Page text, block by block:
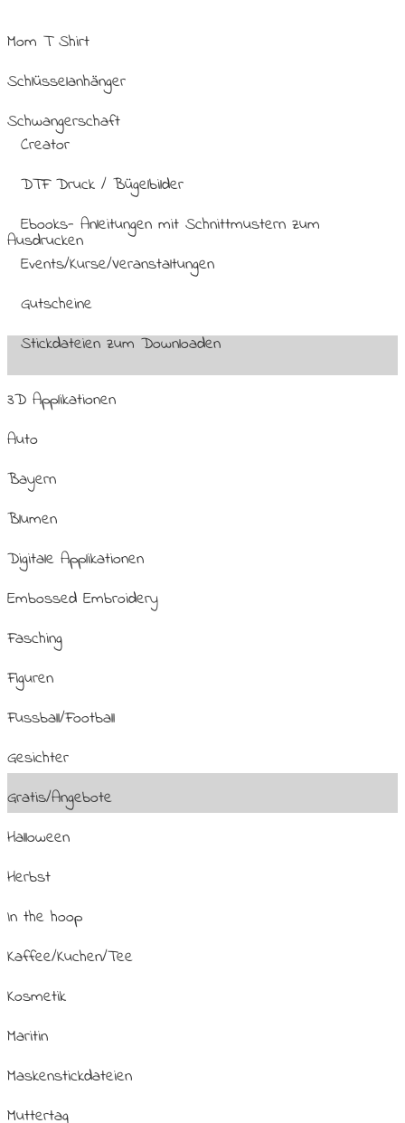
Mom T Shirt
Schlüsselanhänger
Schwangerschaft
Creator
DTF Druck / Bügelbilder
Ebooks- Anleitungen mit Schnittmustern zum
Ausdrucken
Events/Kurse/Veranstaltungen
Gutscheine
Stickdateien zum Downloaden
3D Applikationen
Auto
Bayern
Blumen
Digitale Applikationen
Embossed Embroidery
Fasching
Figuren
Fussball/Football
Gesichter
Gratis/Angebote
Halloween
Herbst
In the hoop
Kaffee/Kuchen/Tee
Kosmetik
Maritin
Maskenstickdateien
Muttertag